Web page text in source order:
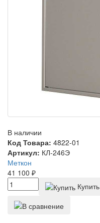
В наличии
Код Товара: 4822-01
Артикул: КЛ-246Э
Меткон
41 100 ₽
Купить